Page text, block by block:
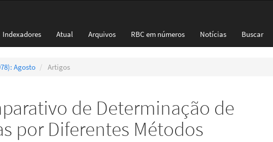
Indexadores Atual Arquivos RBC em números Notícias Buscar
Agosto Artigos
de Determinação de
por Diferentes Métodos